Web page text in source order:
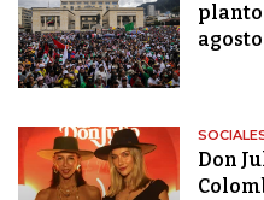
agosto
Don